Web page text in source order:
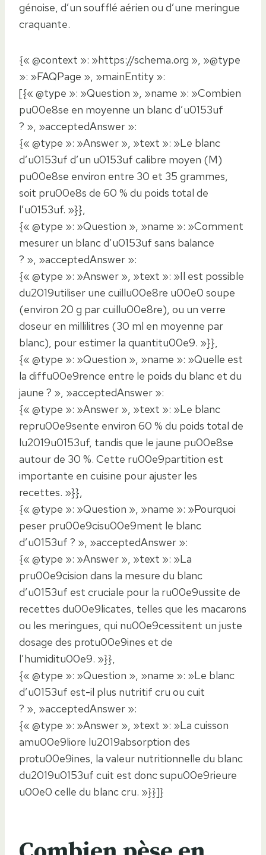
génoise, d’un soufflé aérien ou d’une meringue
craquante.
{« @context »: »https://schema.org », »@type
»: »FAQPage », »mainEntity »:
[{« @type »: »Question », »name »: »Combien
pu00e8se en moyenne un blanc d’u0153uf
? », »acceptedAnswer »:
{« @type »: »Answer », »text »: »Le blanc
d’u0153uf d’un u0153uf calibre moyen (M)
pu00e8se environ entre 30 et 35 grammes,
soit pru00e8s de 60 % du poids total de
l’u0153uf. »}},
{« @type »: »Question », »name »: »Comment
mesurer un blanc d’u0153uf sans balance
? », »acceptedAnswer »:
{« @type »: »Answer », »text »: »Il est possible
du2019utiliser une cuillu00e8re u00e0 soupe
(environ 20 g par cuillu00e8re), ou un verre
doseur en millilitres (30 ml en moyenne par
blanc), pour estimer la quantitu00e9. »}},
{« @type »: »Question », »name »: »Quelle est
la diffu00e9rence entre le poids du blanc et du
jaune ? », »acceptedAnswer »:
{« @type »: »Answer », »text »: »Le blanc
repru00e9sente environ 60 % du poids total de
lu2019u0153uf, tandis que le jaune pu00e8se
autour de 30 %. Cette ru00e9partition est
importante en cuisine pour ajuster les
recettes. »}},
{« @type »: »Question », »name »: »Pourquoi
peser pru00e9cisu00e9ment le blanc
d’u0153uf ? », »acceptedAnswer »:
{« @type »: »Answer », »text »: »La
pru00e9cision dans la mesure du blanc
d’u0153uf est cruciale pour la ru00e9ussite de
recettes du00e9licates, telles que les macarons
ou les meringues, qui nu00e9cessitent un juste
dosage des protu00e9ines et de
l’humiditu00e9. »}},
{« @type »: »Question », »name »: »Le blanc
d’u0153uf est-il plus nutritif cru ou cuit
? », »acceptedAnswer »:
{« @type »: »Answer », »text »: »La cuisson
amu00e9liore lu2019absorption des
protu00e9ines, la valeur nutritionnelle du blanc
du2019u0153uf cuit est donc supu00e9rieure
u00e0 celle du blanc cru. »}}]}